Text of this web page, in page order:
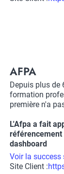
Title
AFPA
Description
Depuis plus de
formation
première n'a
L'Afpa a fait
référencement
dashboard
Voir la success
Site Client :Lien